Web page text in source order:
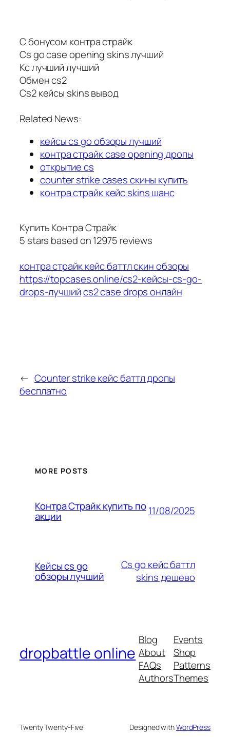
С бонусом контра страйк
Cs go case opening skins лучший
Кс лучший лучший
Обмен cs2
Cs2 кейсы skins вывод
Related News:
кейсы cs go обзоры лучший
контра страйк case opening дропы
открытие cs
counter strike cases скины купить
контра страйк кейс skins шанс
Купить Контра Страйк
5 stars based on12975 reviews
контра страйк кейс баттл скин обзоры
https://topcases.online/cs2-кейсы-cs-go-
drops-лучшийcs2 case drops онлайн
← Counter strike кейс баттл дропы
бесплатно
MORE POSTS
Контра Страйк купить по
акции 11/08/2025
Кейсы cs go
обзоры лучший
Cs go кейс баттл
skins дешево
dropbattle online
Blog
About
FAQs
Authors
Events
Shop
Patterns
Themes
Twenty Twenty-Five Designed withWordPress